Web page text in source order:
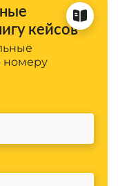
кейсов
номеру